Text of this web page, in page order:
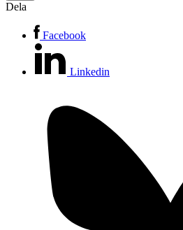
Dela
Facebook
Linkedin